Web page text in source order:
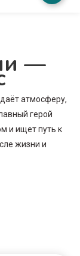
—
атмосферу,
герой
и ищет путь к
жизни и